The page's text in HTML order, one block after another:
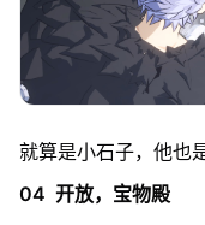
就算是小石子，他也
04 开放，宝物殿